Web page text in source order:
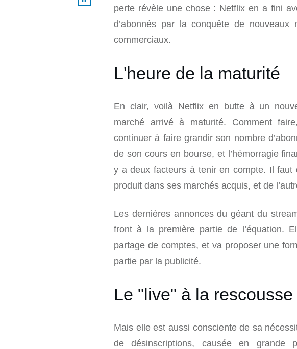
perte révèle une chose : Netflix en a fini
d’abonnés par la conquête de nouveaux
commerciaux.
L'heure de la maturité
En clair, voilà Netflix en butte à un
marché arrivé à maturité. Comment
continuer à faire grandir son nombre
de son cours en bourse, et l’hémorragie
y a deux facteurs à tenir en compte. Il faut
produit dans ses marchés acquis, et de
Les dernières annonces du géant du
front à la première partie de l’équation.
partage de comptes, et va proposer une
partie par la publicité.
Le "live" à la rescousse
Mais elle est aussi consciente de sa
de désinscriptions, causée en grande